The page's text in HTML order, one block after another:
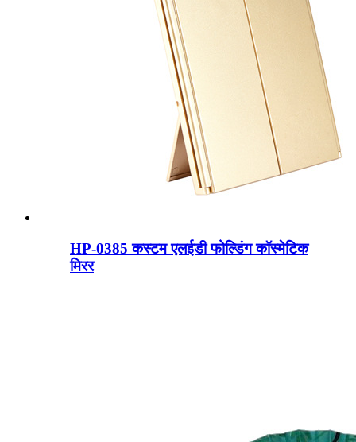
HP-0385 कस्टम एलईडी फोल्डिंग कॉस्मेटिक
मिरर